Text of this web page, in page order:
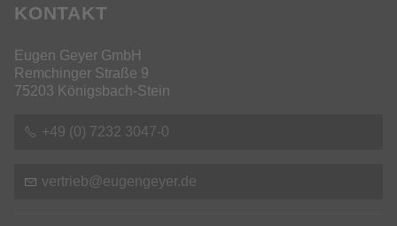
KONTAKT
Eugen Geyer GmbH
Remchinger Straße 9
75203 Königsbach-Stein
+49 (0) 7232 3047-0
v rtr b g ng y r d